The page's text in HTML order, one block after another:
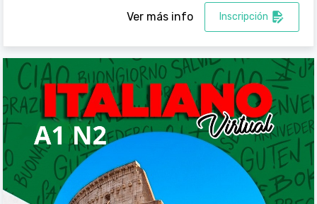
Ver más info Inscripción